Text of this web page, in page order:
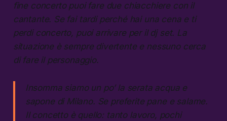
fine concerto puoi fare due chiacchiere con il
cantante. Se fai tardi perché hai una cena e ti
perdi concerto, puoi arrivare per il dj set. La
situazione è sempre divertente e nessuno cerca
di fare il personaggio.
Insomma siamo un po’ la serata acqua e
sapone di Milano. Se preferite pane e salame.
Il concetto è quello: tanto lavoro, pochi